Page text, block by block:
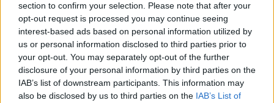
section to confirm your selection. Please note that after your
opt-out request is processed you may continue seeing
interest-based ads based on personal information utilized by
us or personal information disclosed to third parties prior to
your opt-out. You may separately opt-out of the further
disclosure of your personal information by third parties on the
IAB’s list of downstream participants. This information may
also be disclosed by us to third parties on the IAB’s List of
Nuova Zelanda: ondata di freddo eccezionale porta
neve a bassa quota
Francesca Lombardi · 4 Ago 2026
NOTIZIE